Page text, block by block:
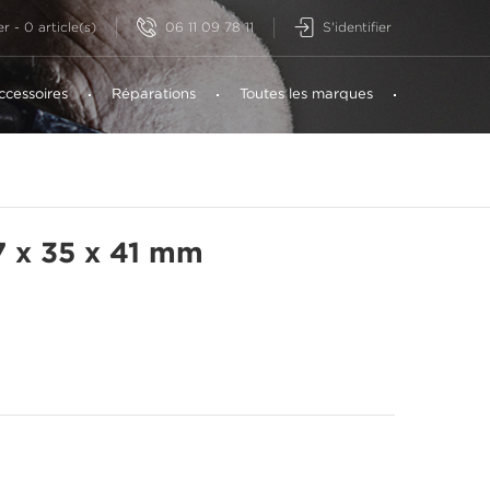
- 0 article(s) 06 11 09 78 11 S'identifier
Réparations Toutes les marques
35 x 41 mm